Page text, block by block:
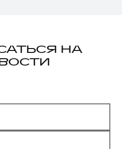
НА